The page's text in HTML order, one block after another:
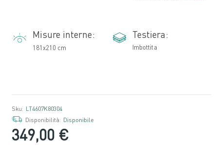
Misure interne:
181x210 cm
Testiera:
Imbottita
Sku: LT4607K80304
Disponibilità: Disponibile
349,00 €